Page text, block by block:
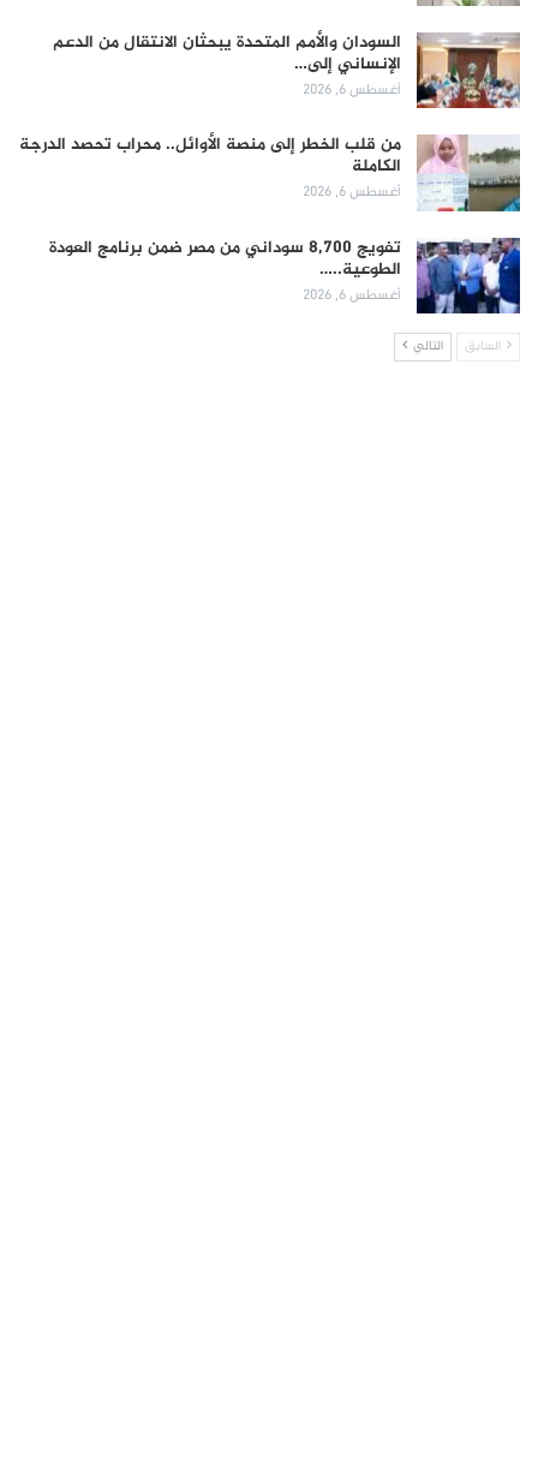
السودان والأمم المتحدة يبحثان الانتقال من الدعم
الإنساني إلى…
أغسطس 6, 2026
من قلب الخطر إلى منصة الأوائل.. محراب تحصد الدرجة
الكاملة
أغسطس 6, 2026
تفويج 8,700 سوداني من مصر ضمن برنامج العودة
الطوعية..…
أغسطس 6, 2026
السابق التالي